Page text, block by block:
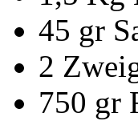
45 gr
2
750 gr